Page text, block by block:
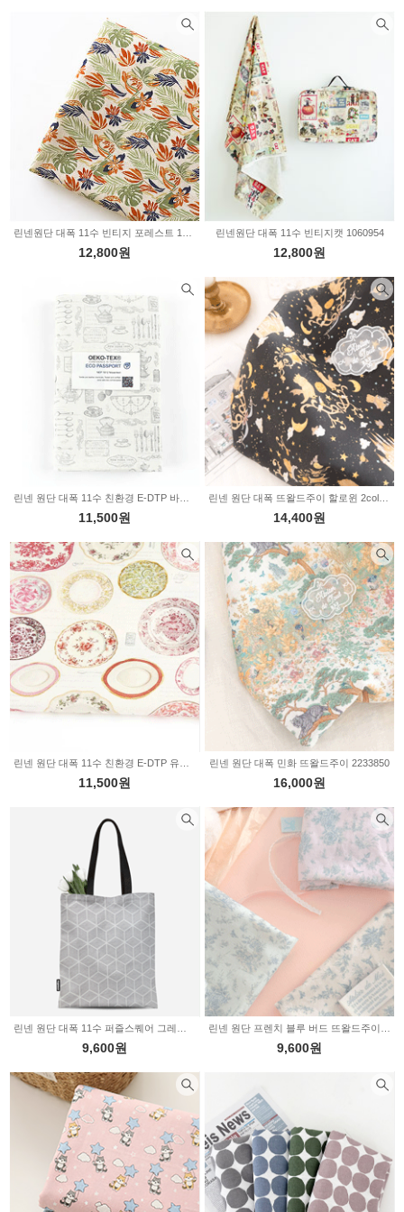
12,800원
린넨원단 대폭 11수 빈티지캣 1060954
12,800원
11,500원 14,400원
11,500원
린넨 원단 대폭 민화 뜨왈드주이 2233850
16,000원
린넨 원단 대폭 11수 퍼즐스퀘어 그레이 a3534
9,600원
린넨 원단 프렌치 블루 버드 뜨왈드주이 3color 2233541
9,600원